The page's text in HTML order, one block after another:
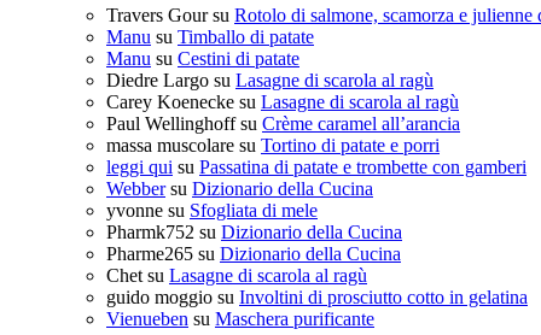
Travers Goursu Rotolo di salmone, scamorza e julienne
Manu su Timballo di patate
Manu su Cestini di patate
Diedre Largo su Lasagne di scarola al ragù
Carey Koenecke su Lasagne di scarola al ragù
Paul Wellinghoffsu Crème caramel all’arancia
massa muscolare su Tortino di patate e porri
leggi qui su Passatina di patate e trombette con gamberi
Webbersu Dizionario della Cucina
yvonne su Sfogliata di mele
Pharmk752 su Dizionario della Cucina
Pharme265 su Dizionario della Cucina
Chet su Lasagne di scarola al ragù
guido moggio su Involtini di prosciutto cotto in gelatina
Vienueben su Maschera purificante